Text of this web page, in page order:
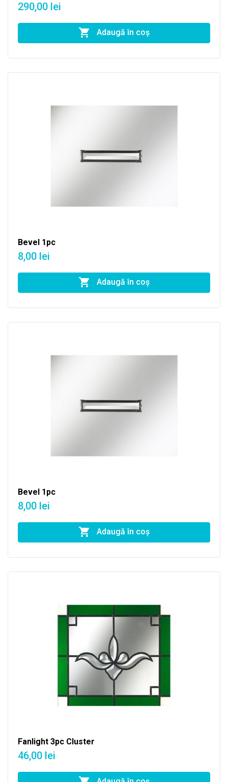
290,00 lei
Adaugă în coş
Bevel 1pc
8,00 lei
Adaugă în coş
Bevel 1pc
8,00 lei
Adaugă în coş
Fanlight 3pc Cluster
46,00 lei